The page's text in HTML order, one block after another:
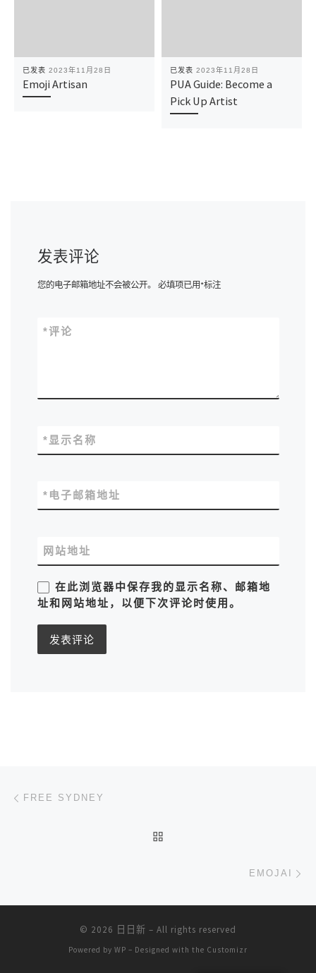
已发表 2023年11月28日
Emoji Artisan
已发表 2023年11月28日
PUA Guide: Become a
Pick Up Artist
发表评论
您的电子邮箱地址不会被公开。 必填项已用*标注
评论
*
显示名称
*
电子邮箱地址
*
网站地址
在此浏览器中保存我的显示名称、邮箱地
址和网站地址，以便下次评论时使用。
文章导航
FREE SYDNEY
EMOJAI
© 2026 日日新 – All rights reserved
Powered by WP – Designed with the Customizr